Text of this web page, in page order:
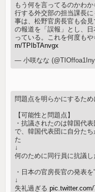
もう何を言ってるのかわ
行する外交部の担当課長
事は、松野官房長官も会
の報道を「誤報」とし、
っている。これを何度も
m/TPIbTAnvgx
— 小咲なな
問題点を明らかにするため
【可能性と問題点】
・抗議されたのは韓国代
で、韓国代表団に自分た
た
↓
何のために同行員に抗議
・日本の官房長官の発表
↓
失礼過ぎる